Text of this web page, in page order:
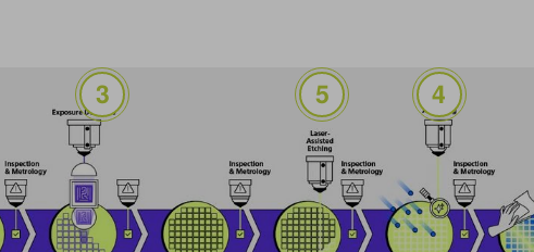
&amp; 계측(Metrology)
DUV/EUV 노광 레이저 어
레이저 보조 식각(Laser-